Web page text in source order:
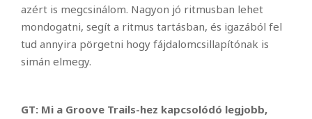
azért is megcsinálom. Nagyon jó ritmusban lehet
mondogatni, segít a ritmus tartásban, és igazából fel
tud annyira pörgetni hogy fájdalomcsillapítónak is
simán elmegy.
GT: Mi a Groove Trails-hez kapcsolódó legjobb,